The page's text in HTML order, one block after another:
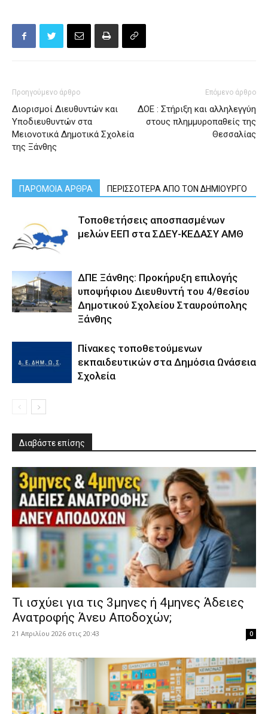
Προηγούμενο άρθρο
Διορισμοί Διευθυντών και
Υποδιευθυντών στα
Μειονοτικά Δημοτικά Σχολεία
της Ξάνθης
Επόμενο άρθρο
ΔΟΕ : Στήριξη και αλληλεγγύη
στους πλημμυροπαθείς της
Θεσσαλίας
ΠΑΡΟΜΟΙΑ ΑΡΘΡΑ ΠΕΡΙΣΣΟΤΕΡΑ ΑΠΟ ΤΟΝ ΔΗΜΙΟΥΡΓΟ
Τοποθετήσεις αποσπασμένων
μελών ΕΕΠ στα ΣΔΕΥ-ΚΕΔΑΣΥ ΑΜΘ
ΔΠΕ Ξάνθης: Προκήρυξη επιλογής
υποψήφιου Διευθυντή του 4/θεσίου
Δημοτικού Σχολείου Σταυρούπολης
Ξάνθης
Πίνακες τοποθετούμενων
εκπαιδευτικών στα Δημόσια Ωνάσεια
Σχολεία
Διαβάστε επίσης
​Τι ισχύει για τις 3μηνες ή 4μηνες Άδειες
Ανατροφής Άνευ Αποδοχών;
21 Απριλίου 2026 στις 20:43 0